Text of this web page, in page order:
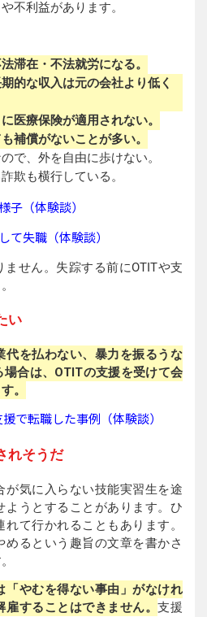
不利益があります。
滞在・不法就労になる。
的な収入は元の会社より低く
医療保険が適用されない。
補償がないことが多い。
で、外を自由に歩けない。
欺も横行している。
子（体験談）
て失職（体験談）
せん。失踪する前にOTITや支
い
代を払わない、暴力を振るうな
場合は、OTITの支援を受けて会
。
で転職した事例（体験談）
れそうだ
が気に入らない技能実習生を途
ようとすることがあります。ひ
て行かれることもあります。
めるという趣旨の文章を書かさ
「やむを得ない事由」がなけれ
雇することはできません。支援